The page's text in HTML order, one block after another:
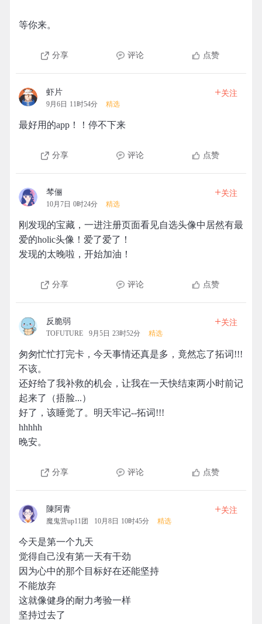
等你来。
分享 评论 点赞
虾片
9月6日 11时54分 精选
+关注
最好用的app！！停不下来
分享 评论 点赞
棽俪
10月7日 0时24分 精选
+关注
刚发现的宝藏，一进注册页面看见自选头像中居然有最
爱的holic头像！爱了爱了！
发现的太晚啦，开始加油！
分享 评论 点赞
反脆弱
TOFUTURE 9月5日 23时52分 精选
+关注
匆匆忙忙打完卡，今天事情还真是多，竟然忘了拓词!!!
不该。
还好给了我补救的机会，让我在一天快结束两小时前记
起来了（捂脸...）
好了，该睡觉了。明天牢记--拓词!!!
hhhhh
晚安。
分享 评论 点赞
陳阿青
魔鬼营up11团 10月8日 10时45分 精选
+关注
今天是第一个九天
觉得自己没有第一天有干劲
因为心中的那个目标好在还能坚持
不能放弃
这就像健身的耐力考验一样
坚持过去了